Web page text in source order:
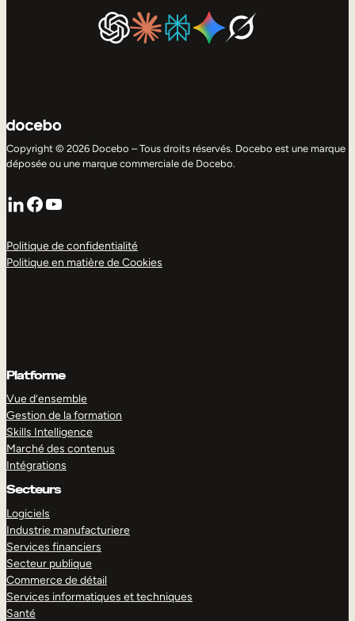
Copyright © 2026 Docebo – Tous droits réservés. Docebo est une marque
déposée ou une marque commerciale de Docebo.
LinkedIn
Facebook
YouTube
Politique de confidentialité
Politique en matière de Cookies
Platforme
Vue d’ensemble
Gestion de la formation
Skills Intelligence
Marché des contenus
Intégrations
Secteurs
Logiciels
Industrie manufacturiere
Services financiers
Secteur publique
Commerce de détail
Services informatiques et techniques
Santé